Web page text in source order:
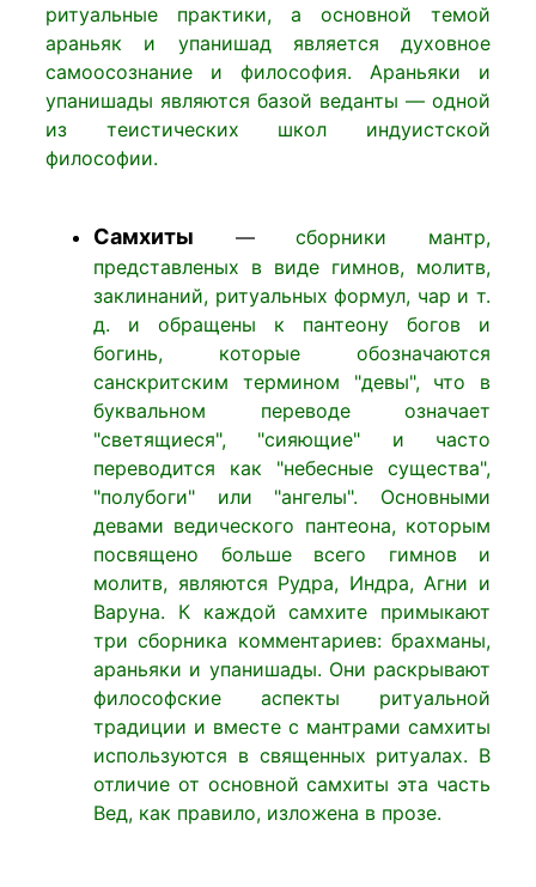
ритуальные практики, а основной темой
араньяк и упанишад является духовное
самоосознание и философия. Араньяки и
упанишады являются базой веданты — одной
из теистических школ индуистской
философии.
Самхиты —сборники мантр,
представленых в виде гимнов, молитв,
заклинаний, ритуальных формул, чар и т.
д. и обращены к пантеону богов и
богинь, которые обозначаются
санскритским термином "девы", что в
буквальном переводе означает
"светящиеся", "сияющие" и часто
переводится как "небесные существа",
"полубоги" или "ангелы". Основными
девами ведического пантеона, которым
посвящено больше всего гимнов и
молитв, являются Рудра, Индра, Агни и
Варуна. К каждой самхите примыкают
три сборника комментариев: брахманы,
араньяки и упанишады. Они раскрывают
философские аспекты ритуальной
традиции и вместе с мантрами самхиты
используются в священных ритуалах. В
отличие от основной самхиты эта часть
Вед, как правило, изложена в прозе.